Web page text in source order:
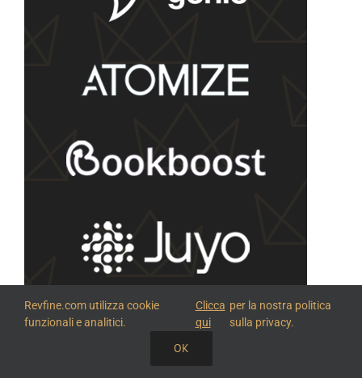
CONDIVIDI QUESTA CONOSCENZA
Revfine.com utilizza cookie
funzionali e analitici.
Clicca
qui
per la nostra politica
sulla privacy.
OK